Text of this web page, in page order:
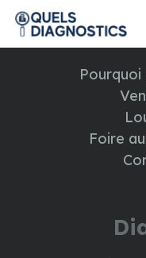
Pourquoi
Foire